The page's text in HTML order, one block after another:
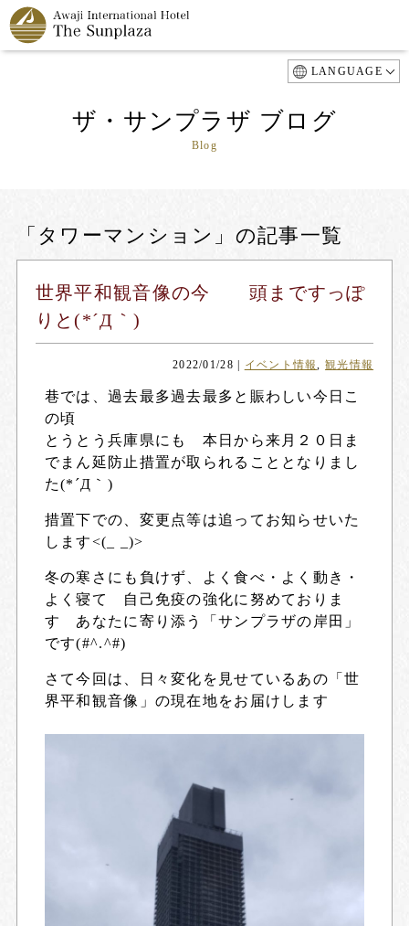
LANGUAGE
ザ・サンプラザ ブログ
Blog
「タワーマンション」の記事一覧
世界平和観音像の今 頭まですっぽ
りと(*´Д｀)
2022/01/28 イベント情報, 観光情報
巷では、過去最多過去最多と賑わしい今日こ
の頃
とうとう兵庫県にも 本日から来月２０日ま
でまん延防止措置が取られることとなりまし
た(*´Д｀)
措置下での、変更点等は追ってお知らせいた
します<(_ _)>
冬の寒さにも負けず、よく食べ・よく動き・
よく寝て 自己免疫の強化に努めておりま
す あなたに寄り添う「サンプラザの岸田」
です(#^.^#)
さて今回は、日々変化を見せているあの「世
界平和観音像」の現在地をお届けします